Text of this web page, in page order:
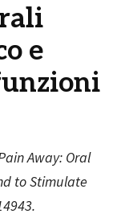
e
Away: Oral
to Stimulate